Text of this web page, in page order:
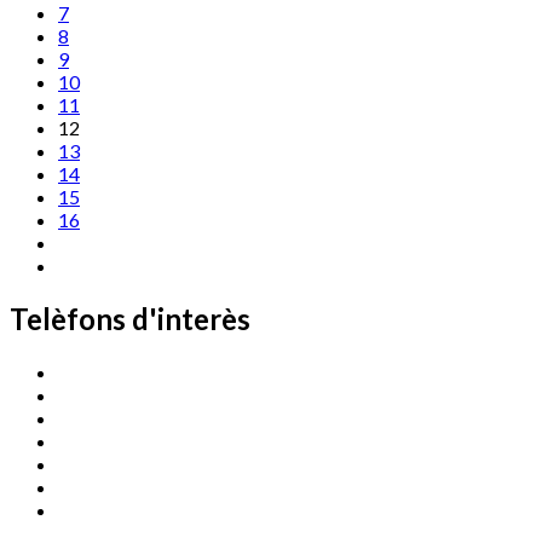
7
8
9
10
11
12
13
14
15
16
Telèfons d'interès